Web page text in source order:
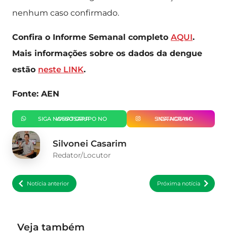
nenhum caso confirmado.
Confira o Informe Semanal completo AQUI.
Mais informações sobre os dados da dengue
estão neste LINK.
Fonte: AEN
SIGA NOSSO GRUPO NO WHATSAPP SIGA-NOS NO INSTAGRAM
Silvonei Casarim
Redator/Locutor
Notícia anterior Próxima notícia
Veja também